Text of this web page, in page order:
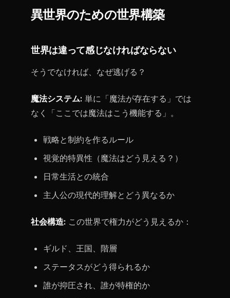
異世界のための世界構築
世界は違って感じなければならない
そうでなければ、なぜ逃げる？
魔法システム: 単に「魔法が存在する」では
なく「ここでは魔法はこう機能する」。
戦略と制約を作るルール
視覚的特異性（魔法はどう見える？）
日常生活との統合
主人公の現代的理解とどう異なるか
社会構造: この世界で権力がどう見えるか：
ギルド、王国、階層
ステータスがどう得られるか
誰が抑圧され、誰が特権的か